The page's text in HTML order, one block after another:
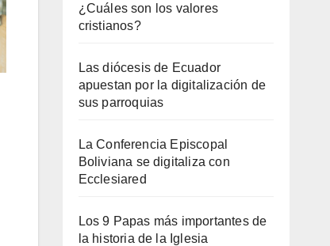
¿Cuáles son los valores
cristianos?
Las diócesis de Ecuador
apuestan por la digitalización de
sus parroquias
La Conferencia Episcopal
Boliviana se digitaliza con
Ecclesiared
Los 9 Papas más importantes de
la historia de la Iglesia